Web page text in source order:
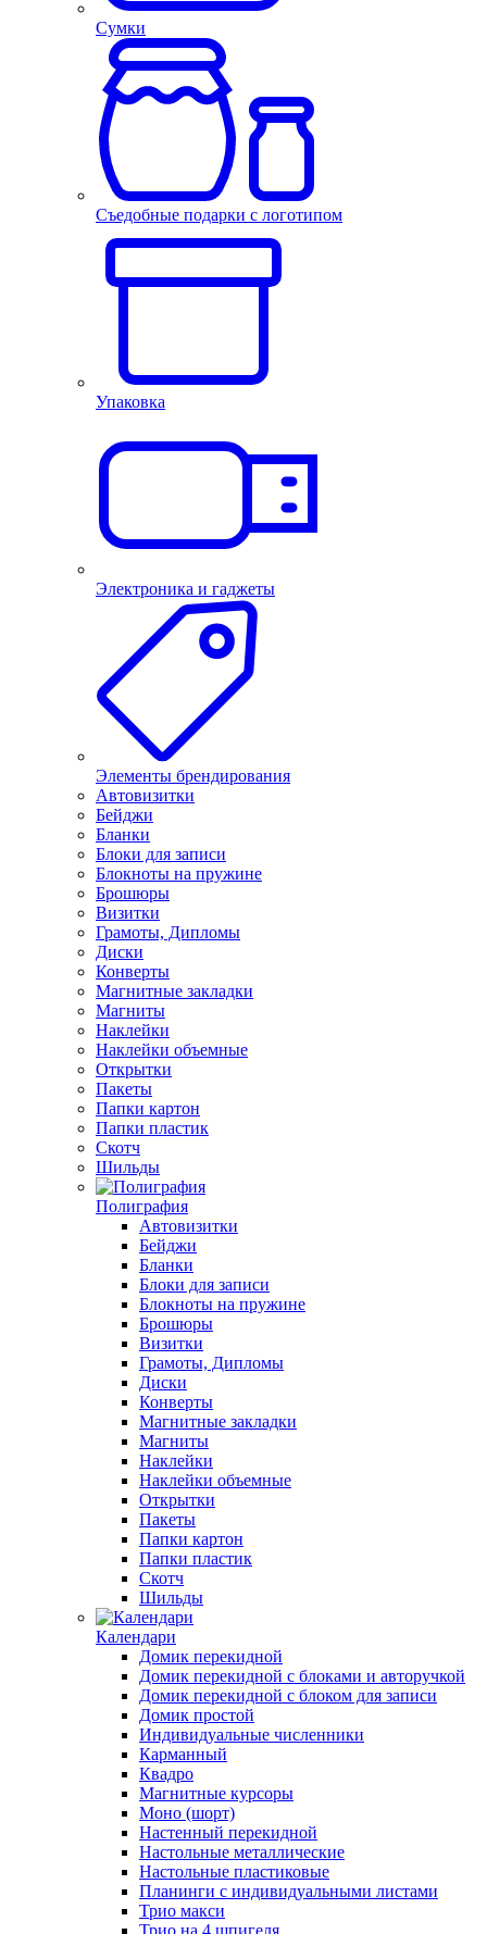
Сумки
Съедобные подарки с логотипом
Упаковка
Электроника и гаджеты
Элементы брендирования
Автовизитки
Бейджи
Бланки
Блоки для записи
Блокноты на пружине
Брошюры
Визитки
Грамоты, Дипломы
Диски
Конверты
Магнитные закладки
Магниты
Наклейки
Наклейки объемные
Открытки
Пакеты
Папки картон
Папки пластик
Скотч
Шильды
Полиграфия
Автовизитки
Бейджи
Бланки
Блоки для записи
Блокноты на пружине
Брошюры
Визитки
Грамоты, Дипломы
Диски
Конверты
Магнитные закладки
Магниты
Наклейки
Наклейки объемные
Открытки
Пакеты
Папки картон
Папки пластик
Скотч
Шильды
Календари
Домик перекидной
Домик перекидной с блоками и авторучкой
Домик перекидной с блоком для записи
Домик простой
Индивидуальные численники
Карманный
Квадро
Магнитные курсоры
Моно (шорт)
Настенный перекидной
Настольные металлические
Настольные пластиковые
Планинги с индивидуальными листами
Трио макси
Трио на 4 шпигеля